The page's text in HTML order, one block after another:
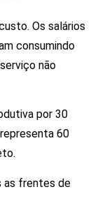
Os salários
consumindo
não
por 30
60
as frentes de